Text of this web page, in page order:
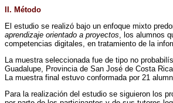
II. Método
El estudio se realizó bajo un enfoque mixto
aprendizaje orientado a proyectos, los alumnos
competencias digitales, en tratamiento de la
La muestra seleccionada fue de tipo no
Guadalupe, Provincia de San José de Costa
La muestra final estuvo conformada por 21
Para la realización del estudio se siguieron los